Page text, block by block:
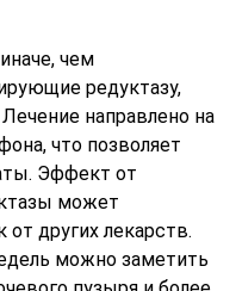
чем
редуктазу,
направлено на
что позволяет
Эффект от
может
от других лекарств.
можно заметить